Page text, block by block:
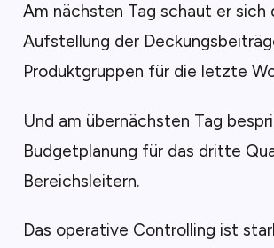
Am nächsten Tag schaut er sich
Aufstellung der
Produktgruppen für die letzte
Und am übernächsten Tag
Budgetplanung für das dritte
Bereichsleitern.
Das operative Controlling ist